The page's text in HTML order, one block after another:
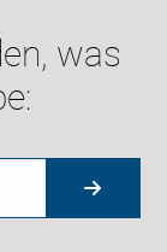
was